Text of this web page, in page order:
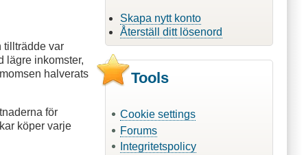
tillträdde var
lägre inkomster,
halverats
för
köper varje
Skapa nytt konto
Återställ ditt lösenord
Tools
Cookie settings
Forums
Integritetspolicy